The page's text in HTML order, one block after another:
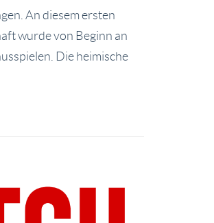
An diesem ersten
wurde von Beginn an
Die heimische